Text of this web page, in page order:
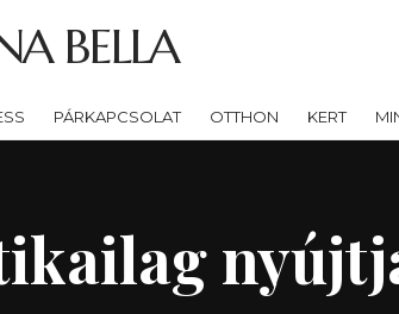
BELLA
PÁRKAPCSOLAT OTTHON KERT